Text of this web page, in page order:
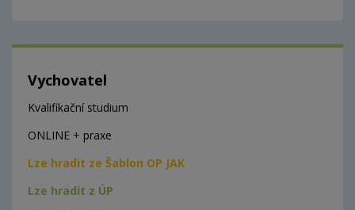
Vychovatel
Kvalifikační studium
ONLINE + praxe
Lze hradit ze Šablon OP JAK
Lze hradit z ÚP